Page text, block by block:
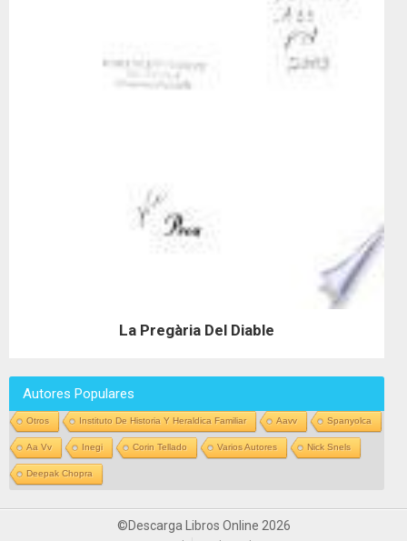
La Pregària Del Diable
Autores Populares
Otros Instituto De Historia Y Heraldica Familiar Aavv Spanyolca
Aa Vv Inegi Corin Tellado Varios Autores Nick Snels
Deepak Chopra
©Descarga Libros Online 2026